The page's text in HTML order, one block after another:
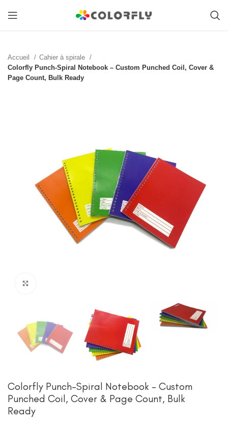
Accueil
Cahier à spirale
Colorfly Punch-Spiral Notebook – Custom Punched Coil, Cover &
Page Count, Bulk Ready
Colorfly Punch-Spiral Notebook – Custom
Punched Coil, Cover & Page Count, Bulk
Ready